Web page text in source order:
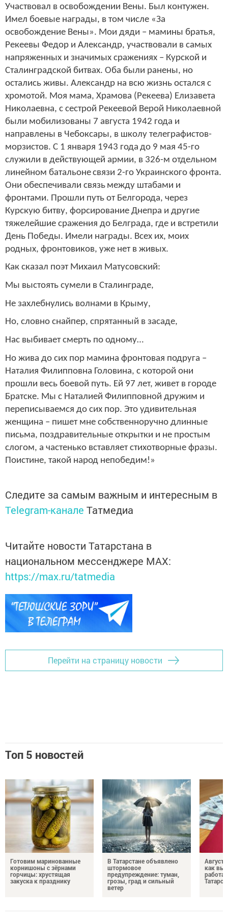
Участвовал в освобождении Вены. Был контужен.
Имел боевые награды, в том числе «За
освобождение Вены». Мои дяди – мамины братья,
Рекеевы Федор и Александр, участвовали в самых
напряженных и значимых сражениях – Курской и
Сталинградской битвах. Оба были ранены, но
остались живы. Александр на всю жизнь остался с
хромотой. Моя мама, Храмова (Рекеева) Елизавета
Николаевна, с сестрой Рекеевой Верой Николаевной
были мобилизованы 7 августа 1942 года и
направлены в Чебоксары, в школу телеграфистов-
морзистов. С 1 января 1943 года до 9 мая 45-го
служили в действующей армии, в 326-м отдельном
линейном батальонесвязи 2-го Украинского фронта.
Они обеспечивали связь между штабами и
фронтами. Прошли путь от Белгорода, через
Курскую битву, форсирование Днепра и другие
тяжелейшие сражения до Белграда, где и встретили
День Победы. Имели награды. Всех их, моих
родных, фронтовиков, уже нет в живых.
Как сказал поэт Михаил Матусовский:
Мы выстоять сумели в Сталинграде,
Не захлебнулись волнами в Крыму,
Но, словно снайпер, спрятанный в засаде,
Нас выбивает смерть по одному…
Но жива до сих пор мамина фронтовая подруга –
Наталия Филипповна Головина, с которой они
прошли весь боевой путь. Ей 97 лет, живет в городе
Братске. Мы с Наталией Филипповной дружим и
переписываемся до сих пор. Это удивительная
женщина – пишет мне собственноручно длинные
письма, поздравительные открытки и не простым
слогом, а частенько вставляет стихотворные фразы.
Поистине, такой народ непобедим!»
Следите за самым важным и интересным в
Telegram-канале Татмедиа
Читайте новости Татарстана в
национальном мессенджере MАХ:
https://max.ru/tatmedia
Перейти на страницу новости
Топ 5 новостей
Готовим маринованные
корнишоны с зёрнами
горчицы: хрустящая
закуска к празднику
В Татарстане объявлено
штормовое
предупреждение: туман,
грозы, град и сильный
ветер
как